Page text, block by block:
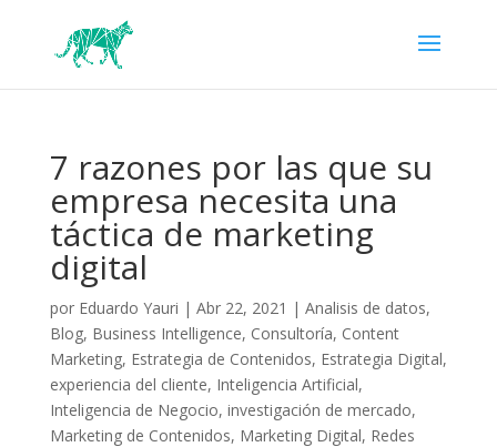
7 razones por las que su
empresa necesita una
táctica de marketing
digital
por Eduardo Yauri | Abr 22, 2021 | Analisis de datos,
Blog, Business Intelligence, Consultoría, Content
Marketing, Estrategia de Contenidos, Estrategia Digital,
experiencia del cliente, Inteligencia Artificial,
Inteligencia de Negocio, investigación de mercado,
Marketing de Contenidos, Marketing Digital, Redes